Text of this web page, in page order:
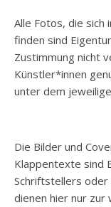
Alle Fotos, die
finden sind
Zustimmung nicht
Künstler*innen
unter dem
Die Bilder und
Klappentexte sind
Schriftstellers oder
dienen hier nur